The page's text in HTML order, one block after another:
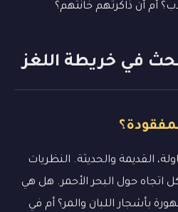
أم أن ذاكرتهم خانتهم؟
القديمة والحديثة. النظريات
اتجاه حول البحر الأحمر. هل هي
بأشجار اللبان والمر؟ أم في